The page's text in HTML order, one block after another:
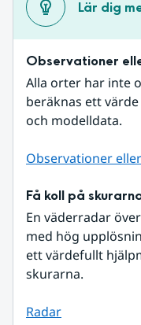
Lär dig
Observationer
Alla orter har inte
beräknas ett
och modelldata.
Observationer
Få koll på
En väderradar
med hög
ett värdefullt
skurarna.
Radar